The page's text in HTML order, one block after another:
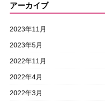
アーカイブ
2023年11月
2023年5月
2022年11月
2022年4月
2022年3月